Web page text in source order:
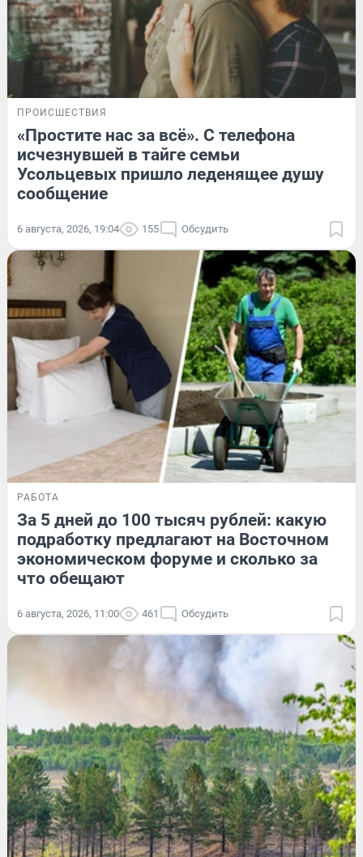
ПРОИСШЕСТВИЯ
«Простите нас за всё». С телефона
исчезнувшей в тайге семьи
Усольцевых пришло леденящее душу
сообщение
6 августа, 2026, 19:04 155 Обсудить
РАБОТА
За 5 дней до 100 тысяч рублей: какую
подработку предлагают на Восточном
экономическом форуме и сколько за
что обещают
6 августа, 2026, 11:00 461 Обсудить